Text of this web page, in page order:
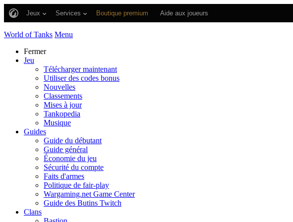
Jeux Services Boutique premium Aide aux joueurs
World of Tanks Menu
Fermer
Jeu
Télécharger maintenant
Utiliser des codes bonus
Nouvelles
Classements
Mises à jour
Tankopedia
Musique
Guides
Guide du débutant
Guide général
Économie du jeu
Sécurité du compte
Faits d'armes
Politique de fair-play
Wargaming.net Game Center
Guide des Butins Twitch
Clans